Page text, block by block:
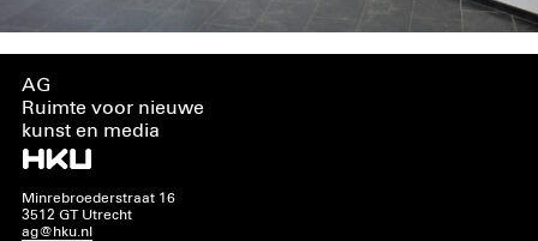
AG
Ruimte voor nieuwe
kunst en media
Minrebroederstraat 16
3512 GT Utrecht
ag@hku.nl